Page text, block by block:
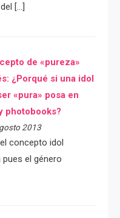
[…]
de «pureza»
¿Porqué si una idol
«pura» posa en
photobooks?
2013
concepto idol
el género